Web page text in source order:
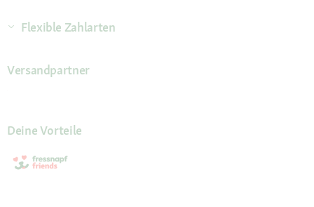
Flexible Zahlarten
Versandpartner
Deine Vorteile